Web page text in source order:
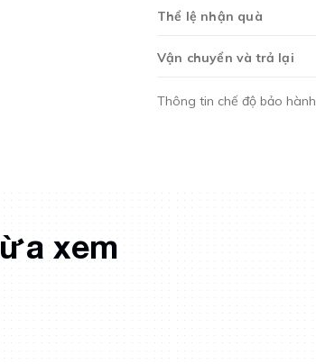
Thể lệ nhận quà
Vận chuyển và trả lại
Thông tin chế độ bảo hành
xem